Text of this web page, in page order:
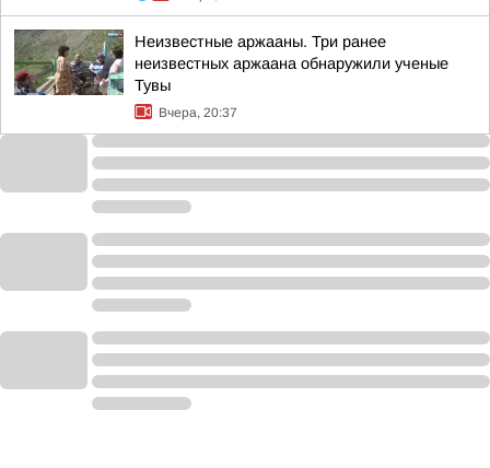
Неизвестные аржааны. Три ранее
неизвестных аржаана обнаружили ученые
Тувы
Вчера, 20:37